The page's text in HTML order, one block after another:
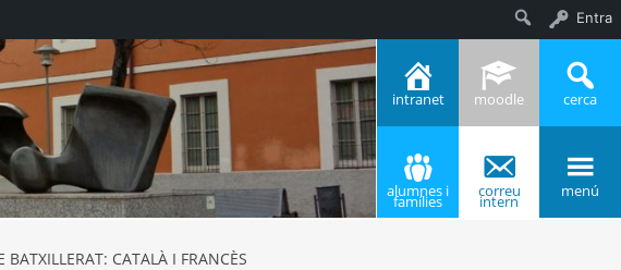
intranet moodle cerca
alumnes i
famílies
correu
intern
menú
CATALÀ I FRANCÈS
Entra